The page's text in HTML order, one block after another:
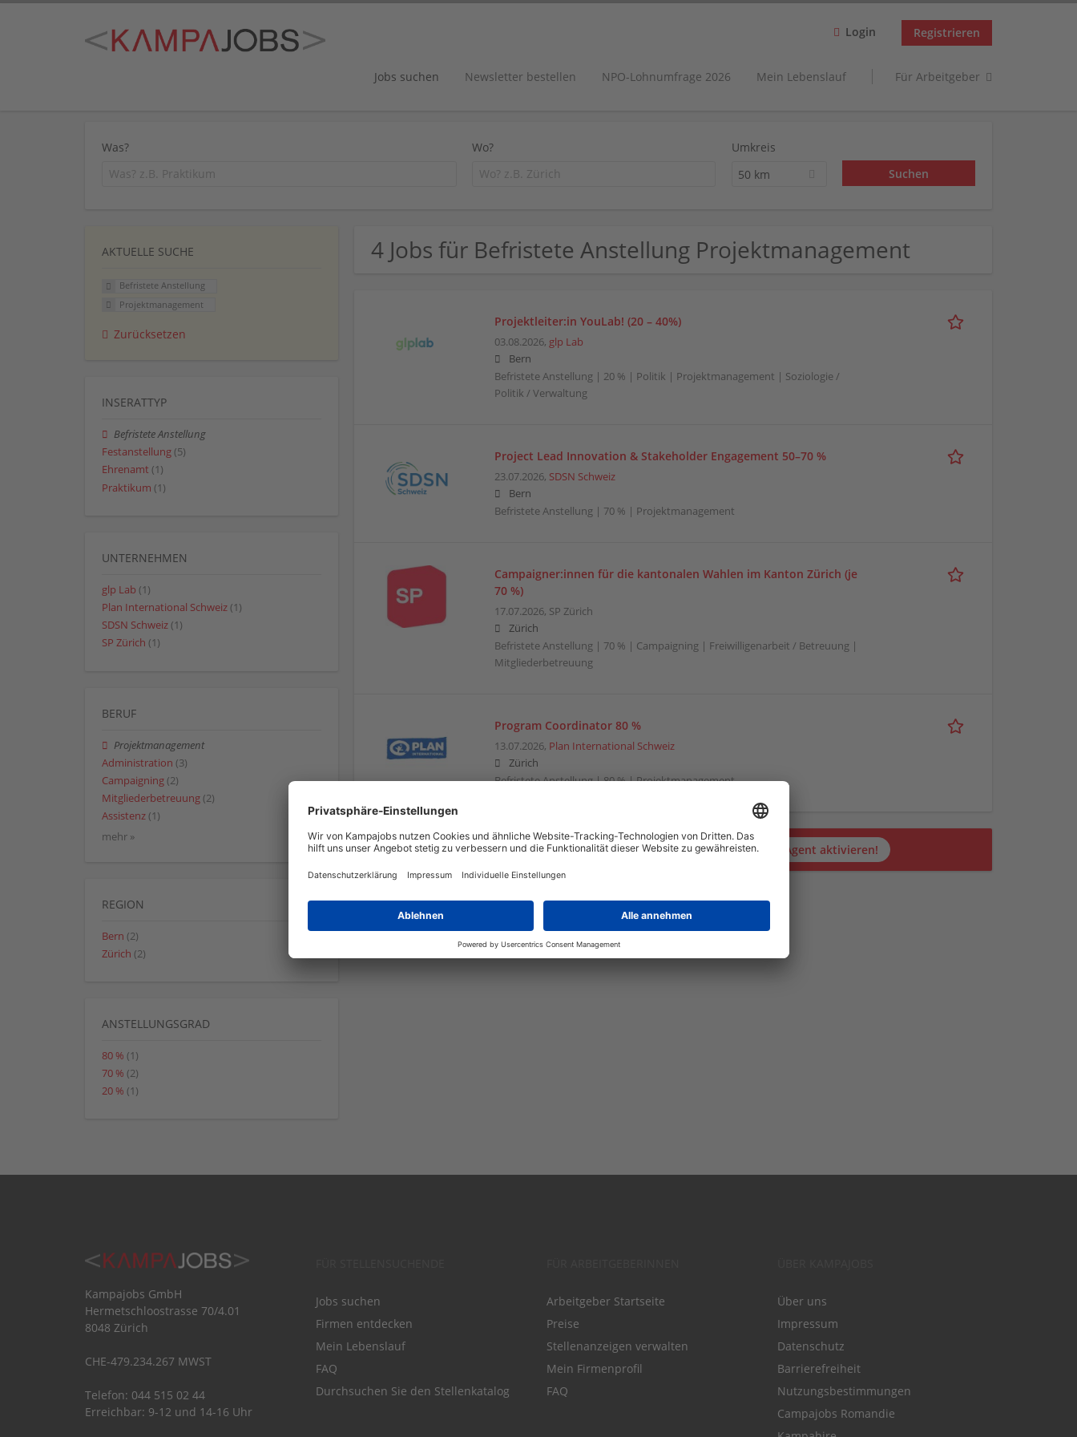
Login Registrieren
Jobs suchen Newsletter bestellen NPO-Lohnumfrage 2026 Mein Lebenslauf Für Arbeitgeber
Was? Wo?
Umkreis
50 km
4 Jobs für Befristete Anstellung Projektmanagement
Projektleiter:in YouLab! (20 – 40%)
03.08.2026, glp Lab
Bern
Befristete Anstellung | 20 % | Politik | Projektmanagement | Soziologie /
Politik / Verwaltung
Project Lead Innovation & Stakeholder Engagement 50–70 %
23.07.2026, SDSN Schweiz
Bern
Befristete Anstellung | 70 % | Projektmanagement
Campaigner:innen für die kantonalen Wahlen im Kanton Zürich (je
70 %)
17.07.2026, SP Zürich
Zürich
Befristete Anstellung | 70 % | Campaigning | Freiwilligenarbeit / Betreuung |
Mitgliederbetreuung
Program Coordinator 80 %
13.07.2026, Plan International Schweiz
Zürich
Befristete Anstellung | 80 % | Projektmanagement
Automatisch neue Jobs per Email erhalten? Jetzt JobAgent aktivieren!
AKTUELLE SUCHE
Befristete Anstellung
Projektmanagement
Zurücksetzen
INSERATTYP
Befristete Anstellung
Festanstellung (5)
Ehrenamt (1)
Praktikum (1)
UNTERNEHMEN
glp Lab (1)
Plan International Schweiz (1)
SDSN Schweiz (1)
SP Zürich (1)
BERUF
Projektmanagement
Administration (3)
Campaigning (2)
Mitgliederbetreuung (2)
Assistenz (1)
mehr »
REGION
Bern (2)
Zürich (2)
ANSTELLUNGSGRAD
80 % (1)
70 % (2)
20 % (1)
Kampajobs GmbH
Hermetschloostrasse 70/4.01
8048 Zürich
CHE-479.234.267 MWST
Telefon: 044 515 02 44
Erreichbar: 9-12 und 14-16 Uhr
Jobs suchen
Firmen entdecken
Mein Lebenslauf
FAQ
Durchsuchen Sie den Stellenkatalog
Arbeitgeber Startseite
Preise
Stellenanzeigen verwalten
Mein Firmenprofil
FAQ
Über uns
Impressum
Datenschutz
Barrierefreiheit
Nutzungsbestimmungen
Campajobs Romandie